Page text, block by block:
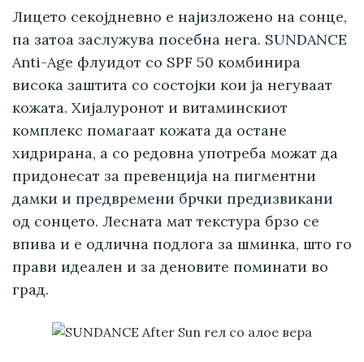
Лицето секојдневно е најизложено на сонце,
па затоа заслужува посебна нега. SUNDANCE
Anti-Age флуидот со SPF 50 комбинира
висока заштита со состојки кои ја негуваат
кожата. Хијалуронот и витаминскиот
комплекс помагаат кожата да остане
хидрирана, а со редовна употреба можат да
придонесат за превенција на пигментни
дамки и предвремени брчки предизвикани
од сонцето. Лесната мат текстура брзо се
впива и е одлична подлога за шминка, што го
прави идеален и за деновите поминати во
град.